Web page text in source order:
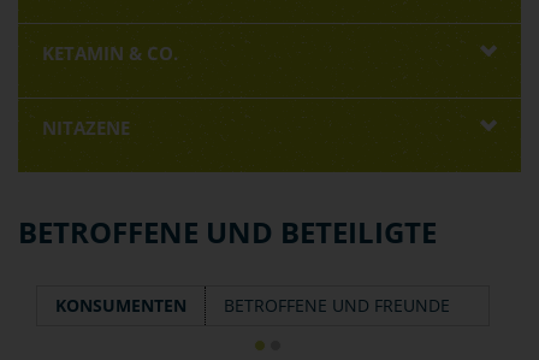
KETAMIN & CO.
NITAZENE
BETROFFENE UND BETEILIGTE
KONSUMENTEN BETROFFENE UND FREUNDE